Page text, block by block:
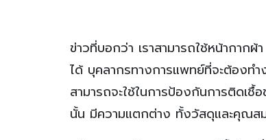
ข่าวที่บอกว่า เราสามารถใช้หน้ากาก
ได้ บุคลากรทางการแพทย์ที่จะต้องท
สามารถจะใช้ในการป้องกันการติดเ
นั้น มีความแตกต่าง ทั้งวัสดุและคุณส